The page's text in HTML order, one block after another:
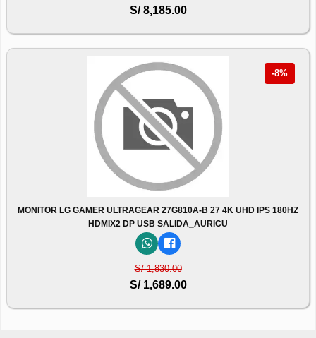
S/ 8,185.00
-8%
MONITOR LG GAMER ULTRAGEAR 27G810A-B 27 4K UHD IPS 180HZ
HDMIX2 DP USB SALIDA_AURICU
S/ 1,830.00
S/ 1,689.00